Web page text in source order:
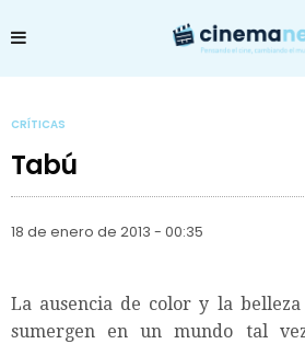
CRÍTICAS
Tabú
18 de enero de 2013 - 00:35
La ausencia de color y la
sumergen en un mundo tal